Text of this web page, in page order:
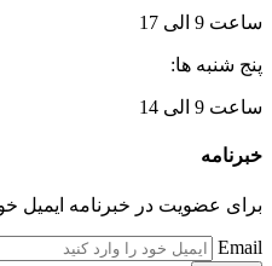
ساعت 9 الی 17
پنج شنبه ها:
ساعت 9 الی 14
خبرنامه
برای عضویت در خبرنامه ایمیل
Email